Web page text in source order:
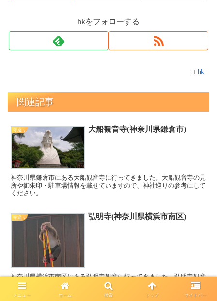
hkをフォローする
hk
関連記事
寺巡り 大船観音寺(神奈川県鎌倉市)
神奈川県鎌倉市にある大船観音寺に行ってきました。大船観音寺の見
所や御朱印・駐車場情報を載せていますので、神社巡りの参考にして
ください。
寺巡り 弘明寺(神奈川県横浜市南区)
神奈川県横浜市南区にある弘明寺観音に行ってきました。弘明寺観音
の見所や御朱印・駐車場情報を載せていますので、寺社巡りの参考に
してください。またすぐ近くの商店街の見所も載せていますので、こ
メニュー ホーム 検索 トップ サイドバー